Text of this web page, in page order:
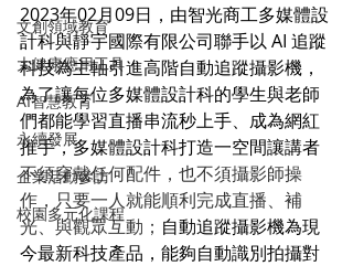
文創領域教育
大健康應用工具
AI智慧教育
永續發展
企業活動參訪
校園多元化課程
2023年02月09日，由智光商工多媒體設
計科與靜宇國際有限公司聯手以 AI 追蹤
科技為主軸引進高階自動追蹤攝影機，
為了讓每位多媒體設計科的學生與老師
們都能學習直播串流秒上手、成為網紅
推手，多媒體設計科打造一空間讓講者
不須穿戴任何配件，也不須攝影師操
作，只要一人就能順利完成直播、補
光、與觀眾互動； 自動追蹤攝影機為現
今最新科技產品，能夠自動識別拍攝對